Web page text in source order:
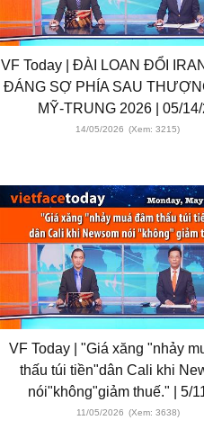
VF Today | ĐÀI LOAN ĐỔI
ĐÁNG SỢ PHÍA SAU
MỸ-TRUNG 2026 | 05/
14/05/2026 (Xem: 3215)
VF Today | "Giá xăng "nhảy
thấu túi tiền"dân Cali khi
nói"không"giảm thuế." | 5/
11/05/2026 (Xem: 3638)